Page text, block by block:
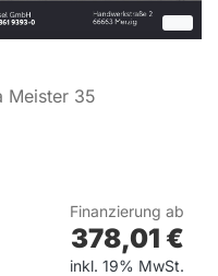
Meister 35
Finanzierung ab
378,01 €
inkl. 19% MwSt.